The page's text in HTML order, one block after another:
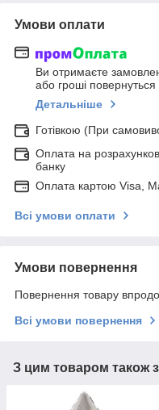
Умови оплати
Ви отримаєте
або гроші
Детальніше
Готівкою (При
Оплата на
банку
Оплата картою Visa,
Всі умови оплати
Умови повернення
Повернення товару
Всі умови повернення
З цим товаром також